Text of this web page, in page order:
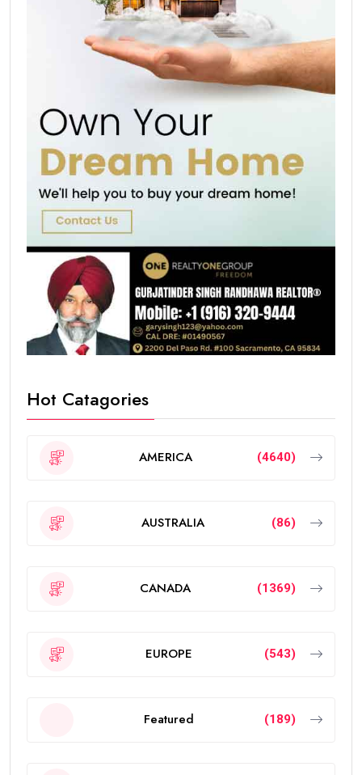
Hot Catagories
AMERICA (4640)
AUSTRALIA (86)
CANADA (1369)
EUROPE (543)
Featured (189)